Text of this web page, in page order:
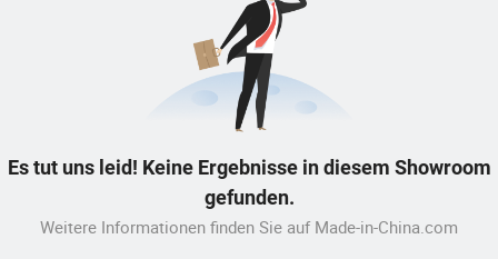
Es tut uns leid! Keine Ergebnisse in diesem Showroom
gefunden.
Weitere Informationen finden Sie auf Made-in-China.com